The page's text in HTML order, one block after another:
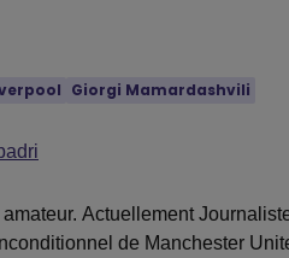
Giorgi Mamardashvili
Actuellement
de Manchester